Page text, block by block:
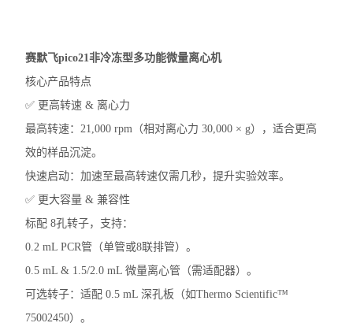
凯杰样本研磨仪TissueLyser III
艾本德5430R冷冻离心机
艾本德5425R冷冻离心机
艾本德5425微量离心机
艾本德MiniSpin离心机
赛默飞ST1R冷冻离心机
赛默飞pico21非冷冻型多功能微量离心机
核心产品特点
✅ 更高转速 & 离心力
最高转速：21,000 rpm（相对离心力 30,000 × g），适合更高
效的样品沉淀。
快速启动：加速至最高转速仅需几秒，提升实验效率。
✅ 更大容量 & 兼容性
标配 8孔转子，支持：
0.2 mL PCR管（单管或8联排管）。
0.5 mL & 1.5/2.0 mL 微量离心管（需适配器）。
可选转子：适配 0.5 mL 深孔板（如Thermo Scientific™
75002450）。